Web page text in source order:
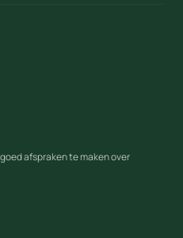
afspraken te maken over